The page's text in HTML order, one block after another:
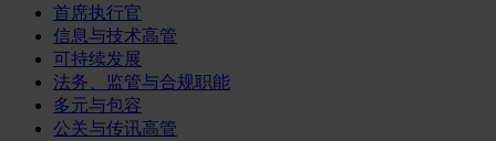
首席执行官
信息与技术高管
可持续发展
法务、监管与合规职能
多元与包容
公关与传讯高管